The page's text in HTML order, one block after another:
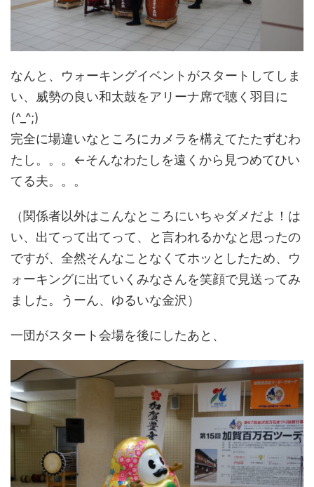
なんと、ウォーキングイベントがスタートしてしま
い、威勢の良い和太鼓をアリーナ席で聴く羽目に
(^_^;)
完全に場違いなところにカメラを構えてたたずむわ
たし。。。←そんなわたしを遠くから見つめてひい
てる夫。。。
（関係者以外はこんなところにいちゃダメだよ！は
い、出てって出てって、と言われるかなと思ったの
ですが、全然そんなことなくてホッとしたため、ウ
ォーキングに出ていくみなさんを笑顔で見送ってみ
ました。うーん、ゆるいな金沢）
一団がスタート会場を後にしたあと、